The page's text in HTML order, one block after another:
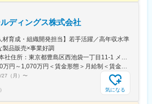
抗体医薬品のバイオシミラーを世界規模で研究
、規制関連業務、製造、流通まで、バイオ医薬
スに対応するワンストップソリューションを提
世界中の患者様にバイオ医薬品の新しい治療の選
ています。
社の定める業務
ディングス株式会社
材育成・組織開発担当】若手活躍／高年収水準
製品販売×事業好調
＜勤務地詳細＞本社住所：東京都豊島区西池袋一丁目11-1 メトロポリタンプラザビル16F勤務地最寄駅：各線／池袋駅受動喫煙対策：屋内全面禁煙変更の範囲：会社の定める事業所（リモートワーク含む）
＜予定年収＞680万円～1,070万円＜賃金形態＞月給制＜賃金内訳＞月額（基本給）：335,000円～530,000円＜月給＞335,000円～530,000円＜昇給有無＞有＜残業手当＞有＜給与補足＞※年収概算には想定残業時間20時間分を含む・2025年度 全社平均残業時間：20時間・残業代全額支給（管理監督職については対象外)・賞与6か月分（2025年度実績）賃金はあくまでも目安の金額であり、選考を通じて上下する可能性があります。月給(月額)は固定手当を含めた表記です。
（月） 〜
気になる